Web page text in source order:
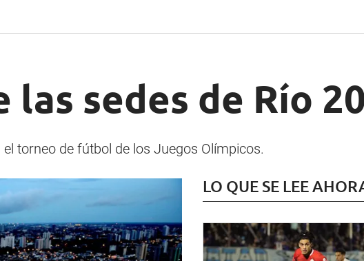
las sedes de Río
torneo de fútbol de los Juegos Olímpicos.
LO QUE SE LEE